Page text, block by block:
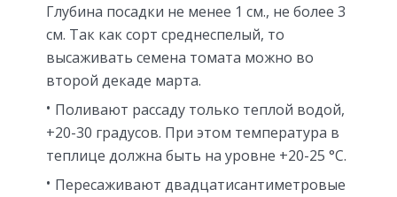
Глубина посадки не менее 1 см., не более 3
см. Так как сорт среднеспелый, то
высаживать семена томата можно во
второй декаде марта.
Поливают рассаду только теплой водой,
+20-30 градусов. При этом температура в
теплице должна быть на уровне +20-25 °С.
Пересаживают двадцатисантиметровые